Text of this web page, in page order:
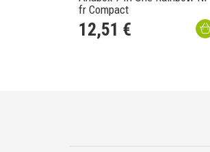
fr Compact
12,51 €